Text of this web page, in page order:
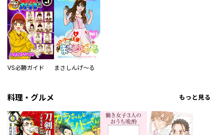
VS必勝ガイド まさしんげ～る
料理・グルメ もっと見る